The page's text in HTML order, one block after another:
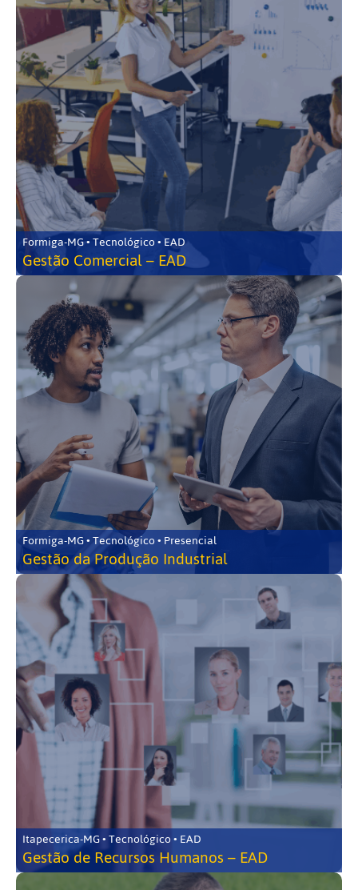
Formiga-MG • Tecnológico • EAD
Gestão Comercial – EAD
Formiga-MG • Tecnológico • Presencial
Gestão da Produção Industrial
Itapecerica-MG • Tecnológico • EAD
Gestão de Recursos Humanos – EAD